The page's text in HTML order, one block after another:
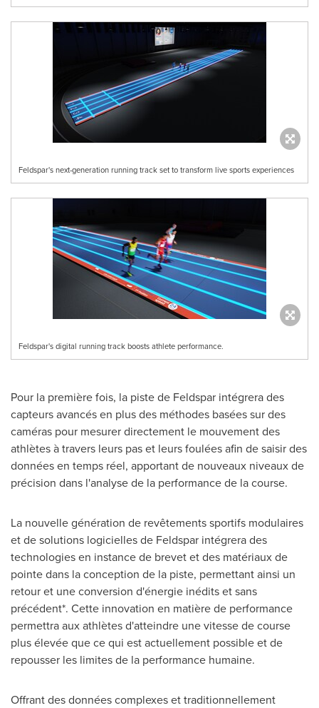
Feldspar's next-generation running track set to transform live sports experiences
Feldspar's digital running track boosts athlete performance.
Pour la première fois, la piste de Feldspar intégrera des
capteurs avancés en plus des méthodes basées sur des
caméras pour mesurer directement le mouvement des
athlètes à travers leurs pas et leurs foulées afin de saisir des
données en temps réel, apportant de nouveaux niveaux de
précision dans l'analyse de la performance de la course.
La nouvelle génération de revêtements sportifs modulaires
et de solutions logicielles de Feldspar intégrera des
technologies en instance de brevet et des matériaux de
pointe dans la conception de la piste, permettant ainsi un
retour et une conversion d'énergie inédits et sans
précédent*. Cette innovation en matière de performance
permettra aux athlètes d'atteindre une vitesse de course
plus élevée que ce qui est actuellement possible et de
repousser les limites de la performance humaine.
Offrant des données complexes et traditionnellement